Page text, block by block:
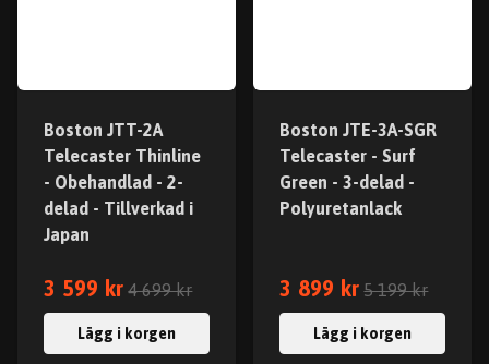
Boston JTT-2A
Telecaster Thinline
- Obehandlad - 2-
delad - Tillverkad i
Japan
3 599 kr 4 699 kr
Lägg i korgen
Boston JTE-3A-SGR
Telecaster - Surf
Green - 3-delad -
Polyuretanlack
3 899 kr 5 199 kr
Lägg i korgen